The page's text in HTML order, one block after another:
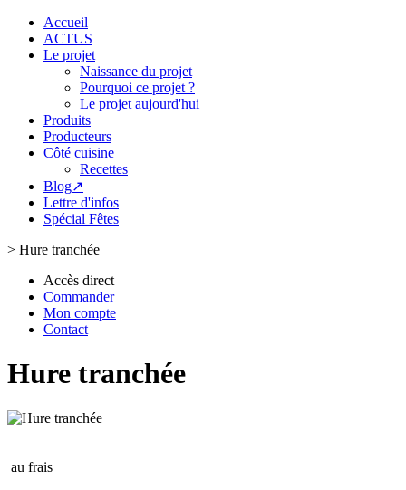
Accueil
ACTUS
Le projet
Naissance du projet
Pourquoi ce projet ?
Le projet aujourd'hui
Produits
Producteurs
Côté cuisine
Recettes
Blog↗
Lettre d'infos
Spécial Fêtes
> Hure tranchée
Accès direct
Commander
Mon compte
Contact
Hure tranchée
au frais